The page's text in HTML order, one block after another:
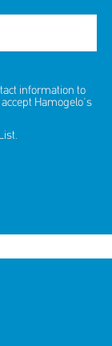
information to
Hamogelo's